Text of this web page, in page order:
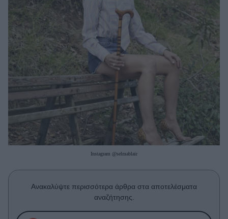
Υγεία + Διατροφή
Σχέσεις & Σεξ
Fitness
Woman Power
Parenting
Working Girl
Real Women
Πρόσωπα
Who
True Stories
Success Stories
Instagram @selmablair
Ανακαλύψτε περισσότερα άρθρα στα αποτελέσματα
αναζήτησης.